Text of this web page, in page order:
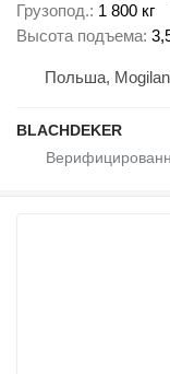
Грузопод. 1 800 кг
Высота подъема
Польша,
BLACHDEKER